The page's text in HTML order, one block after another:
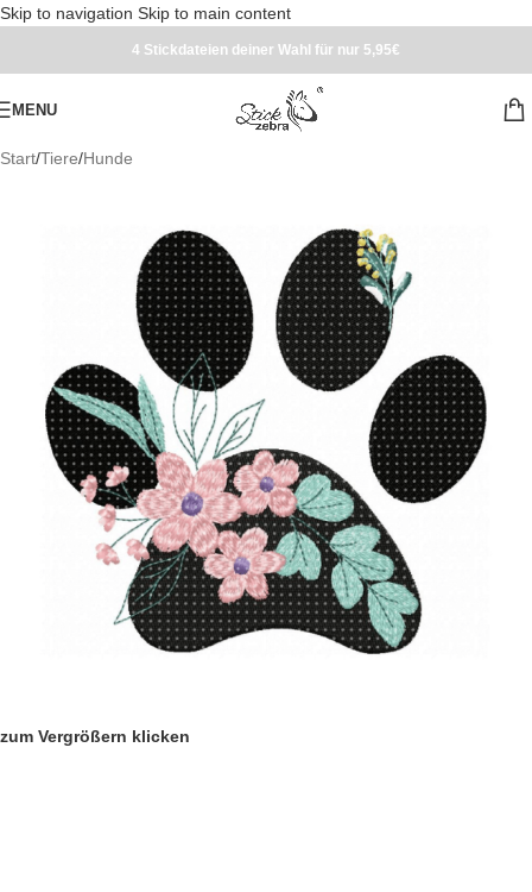
Skip to navigation Skip to main content
4 Stickdateien deiner Wahl für nur 5,95€
MENU
Start/Tiere/Hunde
zum Vergrößern klicken